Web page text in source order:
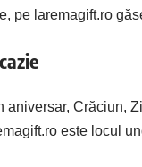
pe laremagift.ro
aniversar, Crăciun,
este locul